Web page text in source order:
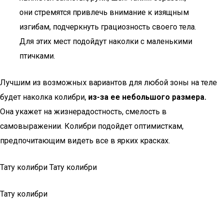
они стремятся привлечь внимание к изящным
изгибам, подчеркнуть грациозность своего тела.
Для этих мест подойдут наколки с маленькими
птичками.
Лучшим из возможных вариантов для любой зоны на теле
будет наколка колибри, из-за ее небольшого размера.
Она укажет на жизнерадостность, смелость в
самовыражении. Колибри подойдет оптимисткам,
предпочитающим видеть все в ярких красках.
Тату колибри Тату колибри
Тату колибри